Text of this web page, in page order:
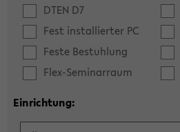
DTEN D7
Fest installierter PC
Feste Bestuhlung
Flex-Seminarraum
Einrichtung: